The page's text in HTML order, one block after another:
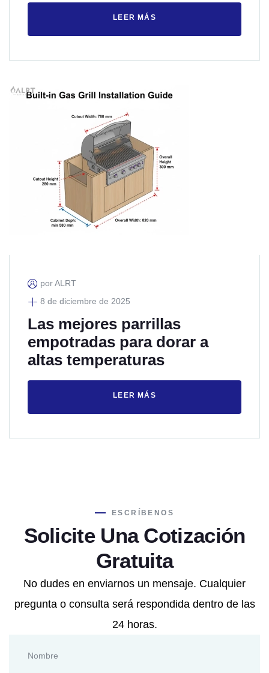
LEER MÁS
por ALRT
8 de diciembre de 2025
Las mejores parrillas
empotradas para dorar a
altas temperaturas
LEER MÁS
ESCRÍBENOS
Solicite Una Cotización
Gratuita
No dudes en enviarnos un mensaje. Cualquier
pregunta o consulta será respondida dentro de las
24 horas.